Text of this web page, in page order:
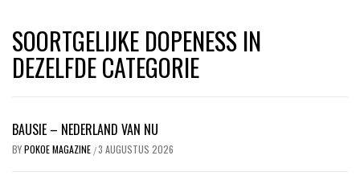
SOORTGELIJKE DOPENESS IN
DEZELFDE CATEGORIE
BAUSIE – NEDERLAND VAN NU
BYPOKOE MAGAZINE /3 AUGUSTUS 2026